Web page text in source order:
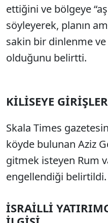
ettiğini ve bölgeye
söyleyerek, planın
sakin bir dinlenme
olduğunu belirtti.
KİLİSEYE
Skala Times
köyde bulunan Aziz
gitmek isteyen Rum
engellendiği belirtildi.
İSRAİLLİ